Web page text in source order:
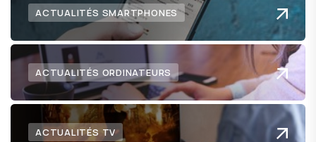
ACTUALITÉS SMARTPHONES
ACTUALITÉS ORDINATEURS
ACTUALITÉS TV